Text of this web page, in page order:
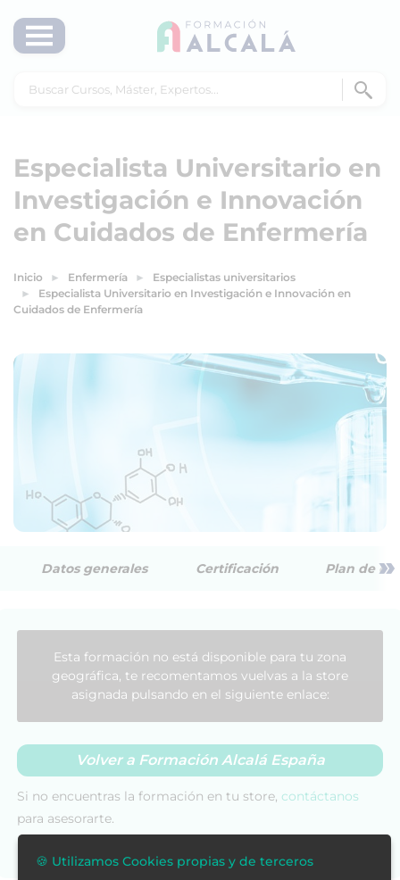
Especialista Universitario en
Investigación e Innovación
en Cuidados de Enfermería
Inicio Enfermería
Especialistas universitarios
Especialista Universitario en Investigación e Innovación en
Cuidados de Enfermería
Datos generales Certificación Plan de »
Esta formación no está disponible para tu zona
geográfica, te recomentamos vuelvas a la store
asignada pulsando en el siguiente enlace:
Volver a Formación Alcalá España
Si no encuentras la formación en tu store, contáctanos
para asesorarte.
🍪 Utilizamos Cookies propias y de terceros